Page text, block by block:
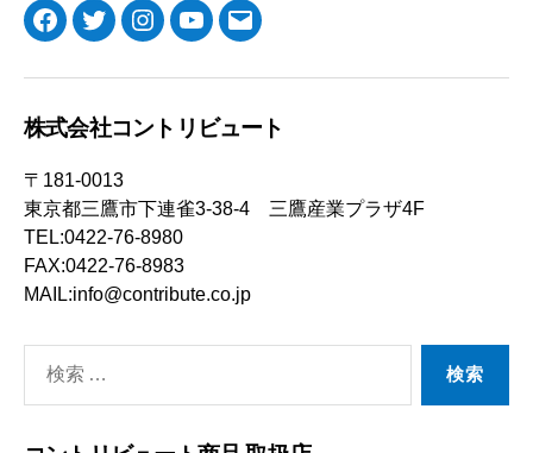
Facebook
TwitterInstagramYouTube
メ
株式会社コントリビュート
〒181-0013
東京都三鷹市下連雀3-38-4 三鷹産業プラザ4F
TEL:0422-76-8980
FAX:0422-76-8983
MAIL:info@contribute.co.jp
索